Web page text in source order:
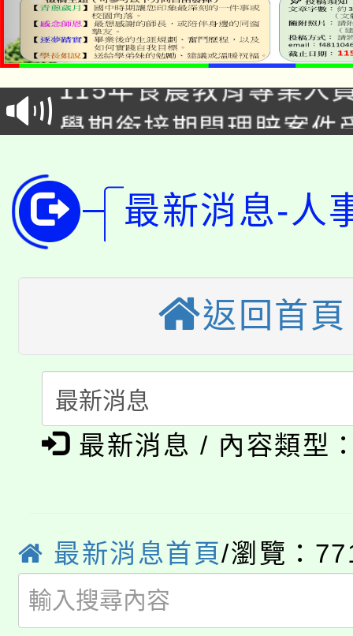
淨零綠生活教案入校路
會
程
學期銜接期間理賠案件
版
公告本校115學年度第
代理(課)教師甄選結果(
「2026金融保險知識
車」活動
桃園市115學年度學生
生本土語及新住民語歌
公告本校115學年度第
代理(課)教師甄選結果(
公告本校115學年度第
代理(課)教師甄選結果(
轉知中國文化大學推廣
《TA101》溝通分析基
系所師生報名參加。
淨零綠生活教案入校路
學籍身 分審查程序及
版
淨零綠領人才培育課程
公告本校115學年度第
最新消息-人
返回首頁
最新消息 / 內容類型
最新消息首頁/瀏覽：